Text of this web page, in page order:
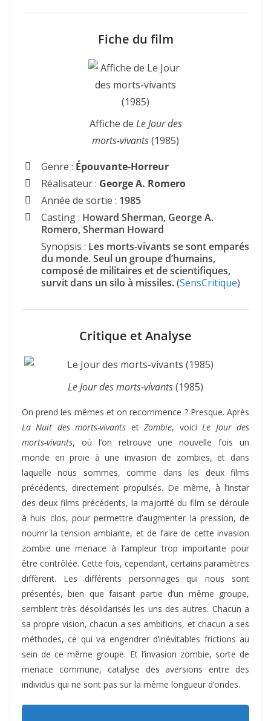
Fiche du film
Affiche de Le Jour des
morts-vivants(1985)
Genre : Épouvante-Horreur
Réalisateur : George A. Romero
Année de sortie : 1985
Casting : Howard Sherman, George A.
Romero, Sherman Howard
Synopsis : Les morts-vivants se sont emparés
du monde. Seul un groupe d’humains,
composé de militaires et de scientifiques,
survit dans un silo à missiles.(SensCritique)
Critique et Analyse
Le Jour des morts-vivants(1985)
On prend les mêmes et on recommence ? Presque. Après
La Nuit des morts-vivants etZombie, voici Le Jour des
morts-vivants, où l’on retrouve une nouvelle fois un
monde en proie à une invasion de zombies, et dans
laquelle nous sommes, comme dans les deux films
précédents, directement propulsés. De même, à l’instar
des deux films précédents, la majorité du film se déroule
à huis clos, pour permettre d’augmenter la pression, de
nourrir la tension ambiante, et de faire de cette invasion
zombie une menace à l’ampleur trop importante pour
être contrôlée. Cette fois, cependant, certains paramètres
diffèrent. Les différents personnages qui nous sont
présentés, bien que faisant partie d’un même groupe,
semblent très désolidarisés les uns des autres. Chacun a
sa propre vision, chacun a ses ambitions, et chacun a ses
méthodes, ce qui va engendrer d’inévitables frictions au
sein de ce même groupe. Et l’invasion zombie, sorte de
menace commune, catalyse des aversions entre des
individus qui ne sont pas sur la même longueur d’ondes.